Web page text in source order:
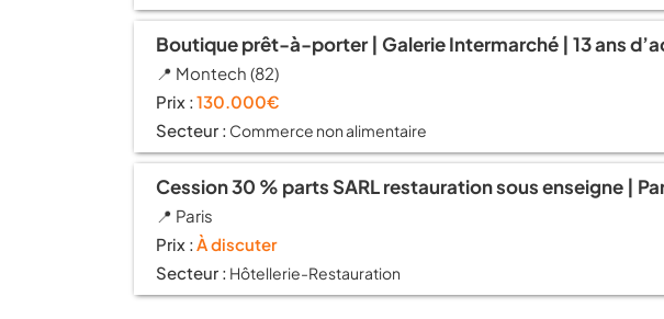
Boutique prêt-à-porter | Galerie Intermarché | 13 ans
📍 Montech (82)
Prix : 130.000€
Secteur : Commerce non alimentaire
Cession 30 % parts SARL restauration sous enseigne |
📍 Paris
Prix : À discuter
Secteur : Hôtellerie-Restauration